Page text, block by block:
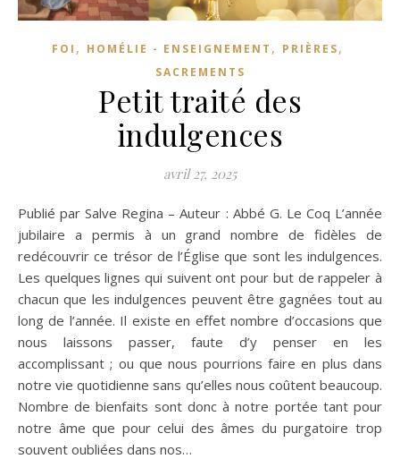
FOI , HOMÉLIE - ENSEIGNEMENT , PRIÈRES,
SACREMENTS
Petit traité des
indulgences
avril 27, 2025
Publié par Salve Regina – Auteur : Abbé G. Le Coq L’année
jubilaire a permis à un grand nombre de fidèles de
redécouvrir ce trésor de l’Église que sont les indulgences.
Les quelques lignes qui suivent ont pour but de rappeler à
chacun que les indulgences peuvent être gagnées tout au
long de l’année. Il existe en effet nombre d’occasions que
nous laissons passer, faute d’y penser en les
accomplissant ; ou que nous pourrions faire en plus dans
notre vie quotidienne sans qu’elles nous coûtent beaucoup.
Nombre de bienfaits sont donc à notre portée tant pour
notre âme que pour celui des âmes du purgatoire trop
souvent oubliées dans nos…